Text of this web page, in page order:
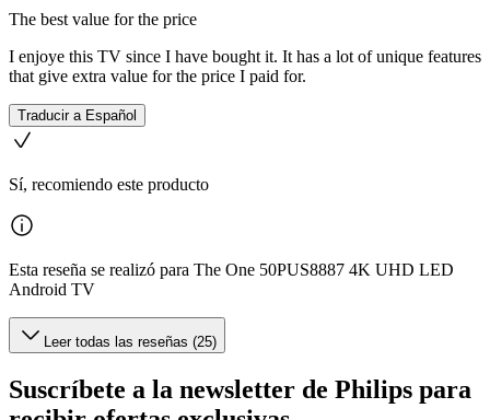
The best value for the price
I enjoye this TV since I have bought it. It has a lot of unique features
that give extra value for the price I paid for.
Traducir a Español
Sí, recomiendo este producto
Esta reseña se realizó para The One 50PUS8887 4K UHD LED
Android TV
Leer todas las reseñas (25)
Suscríbete a la newsletter de Philips para